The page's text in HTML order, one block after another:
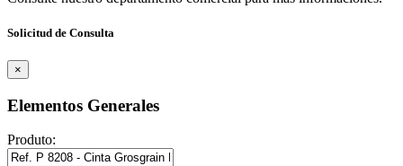
Solicitud de Consulta
×
Elementos Generales
Produto: